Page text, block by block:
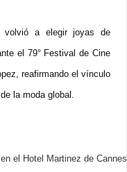
volvió a elegir joyas de
el 79° Festival de Cine
reafirmando el vínculo
la moda global.
el Hotel Martinez de Cannes